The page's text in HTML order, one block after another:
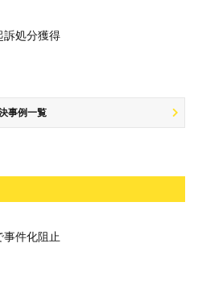
違反
文書行使
消するためには
物頒布罪，淫行勧誘罪
ノ
従業員逮捕，予防法務等）
訴処分獲得
事例一覧
事件化阻止